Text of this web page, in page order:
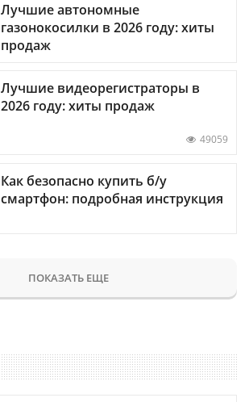
Лучшие автономные
газонокосилки в 2026 году: хиты
продаж
Лучшие видеорегистраторы в
2026 году: хиты продаж
49059
Как безопасно купить б/у
смартфон: подробная инструкция
ПОКАЗАТЬ ЕЩЕ